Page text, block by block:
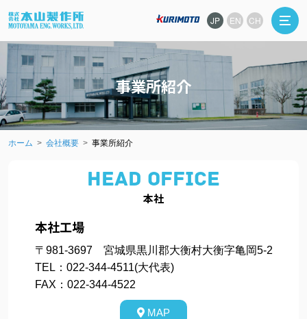
JP EN CH
事業所紹介
ホーム 会社概要 事業所紹介
HEAD OFFICE
本社
本社工場
〒981-3697 宮城県黒川郡大衡村大衡字亀岡5-2
TEL：022-344-4511(大代表)
FAX：022-344-4522
MAP